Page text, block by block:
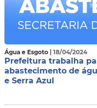
Água e Esgoto | 18/04/2024
Prefeitura trabalha
abastecimento de
e Serra Azul